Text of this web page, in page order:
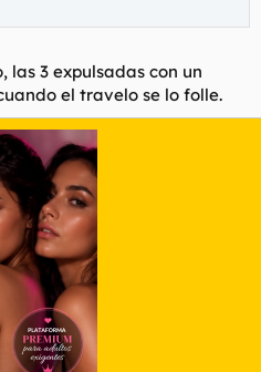
las 3 expulsadas con un
el travelo se lo folle.